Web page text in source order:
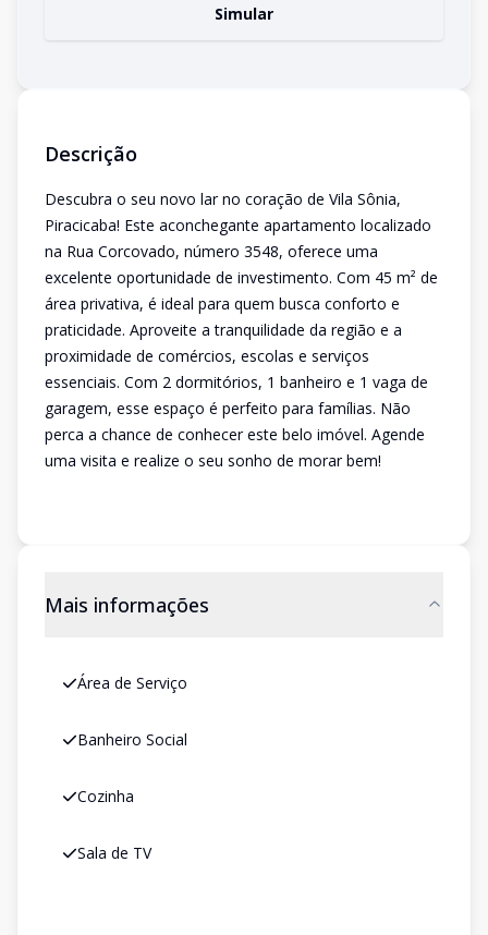
Simular
Descrição
Descubra o seu novo lar no coração de Vila Sônia,
Piracicaba! Este aconchegante apartamento localizado
na Rua Corcovado, número 3548, oferece uma
excelente oportunidade de investimento. Com 45 m² de
área privativa, é ideal para quem busca conforto e
praticidade. Aproveite a tranquilidade da região e a
proximidade de comércios, escolas e serviços
essenciais. Com 2 dormitórios, 1 banheiro e 1 vaga de
garagem, esse espaço é perfeito para famílias. Não
perca a chance de conhecer este belo imóvel. Agende
uma visita e realize o seu sonho de morar bem!
Mais informações
Área de Serviço
Banheiro Social
Cozinha
Sala de TV